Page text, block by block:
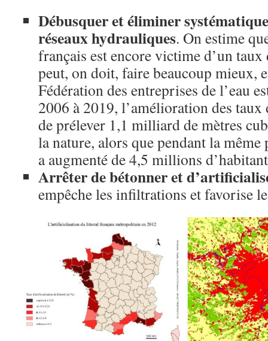
Débusquer et éliminer
réseaux hydrauliques. On estime
français est encore victime d’un
peut, on doit, faire beaucoup mieux,
Fédération des entreprises de l’eau
2006 à 2019, l’amélioration des
de prélever 1,1 milliard de mètres
la nature, alors que pendant la
a augmenté de 4,5 millions
Arrêter de bétonner et
empêche les infiltrations et favorise